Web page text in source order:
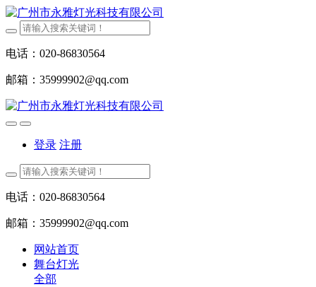
电话：020-86830564
邮箱：35999902@qq.com
登录 注册
电话：020-86830564
邮箱：35999902@qq.com
网站首页
舞台灯光
全部